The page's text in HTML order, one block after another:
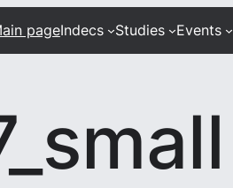
pageIndecs Studies Events